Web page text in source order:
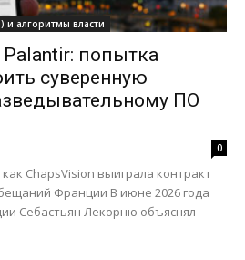
и алгоритмы власти
Palantir: попытка
суверенную
ПО
0
ChapsVision выиграла контракт
Франции В июне 2026 года
Себастьян Лекорню объяснял